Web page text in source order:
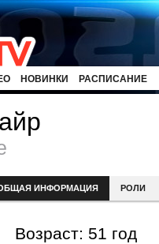
НОВИНКИ РАСПИСАНИЕ
ИНФОРМАЦИЯ РОЛИ
Возраст: 51 год